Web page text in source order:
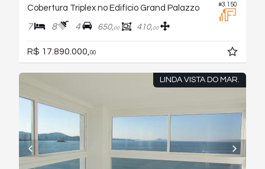
#3.150
Cobertura Triplex no Edifício Grand Palazzo
7 8 4 650,00 410,00
R$ 17.890.000,00
LINDA VISTA DO MAR.